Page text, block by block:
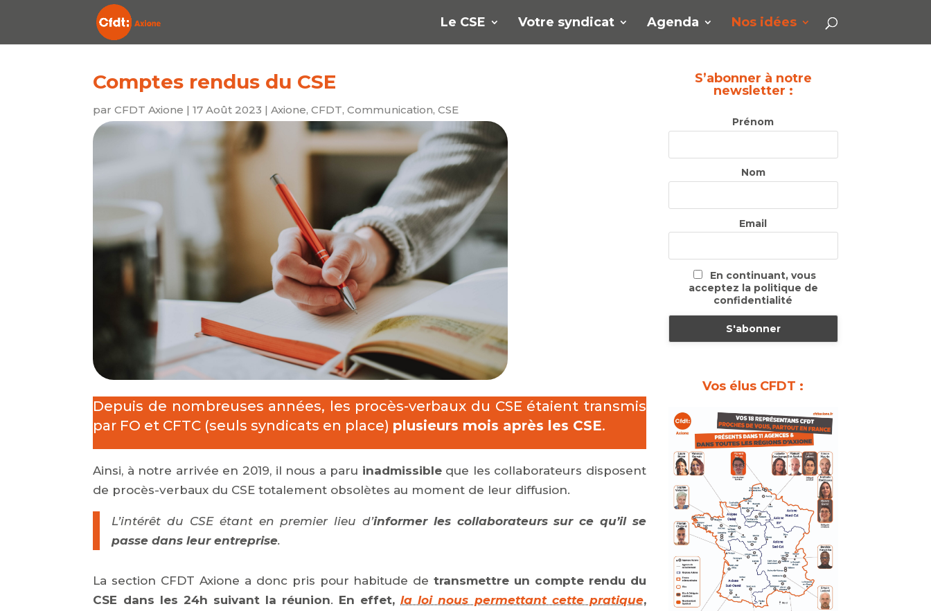
Le CSE Votre syndicat Agenda Nos idées
Comptes rendus du CSE
parCFDT Axione |17 Août 2023 |Axione,CFDT,Communication,CSE
Depuis de nombreuses années, les procès-verbaux du CSE étaient transmis
par FO et CFTC (seuls syndicats en place) plusieurs mois après les CSE.
Ainsi, à notre arrivée en 2019, il nous a paru inadmissibleque les collaborateurs disposent
de procès-verbaux du CSE totalement obsolètes au moment de leur diffusion.
L’intérêt du CSE étant en premier lieu d’informer les collaborateurs sur ce qu’il se
passe dans leur entreprise.
La section CFDT Axione a donc pris pour habitude detransmettre un compte rendu du
CSE dans les 24h suivant la réunion. En effet,la loi nous permettant cette pratique,
S’abonner à notre
newsletter :
Prénom
Nom
Email
En continuant, vous
acceptez la politique de
confidentialité
Vos élus CFDT :